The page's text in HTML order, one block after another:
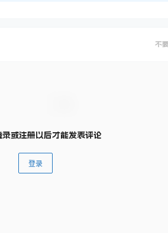
不
录或注册以后才能发表评论
登录